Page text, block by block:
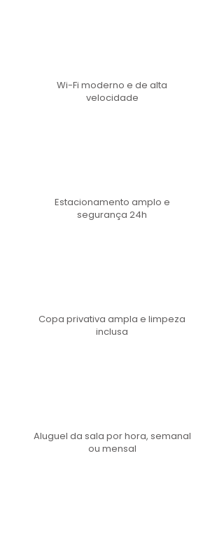
Wi-Fi moderno e de alta
velocidade​
Estacionamento amplo e
segurança 24h
Copa privativa ampla e limpeza
inclusa
Aluguel da sala por hora, semanal
ou mensal